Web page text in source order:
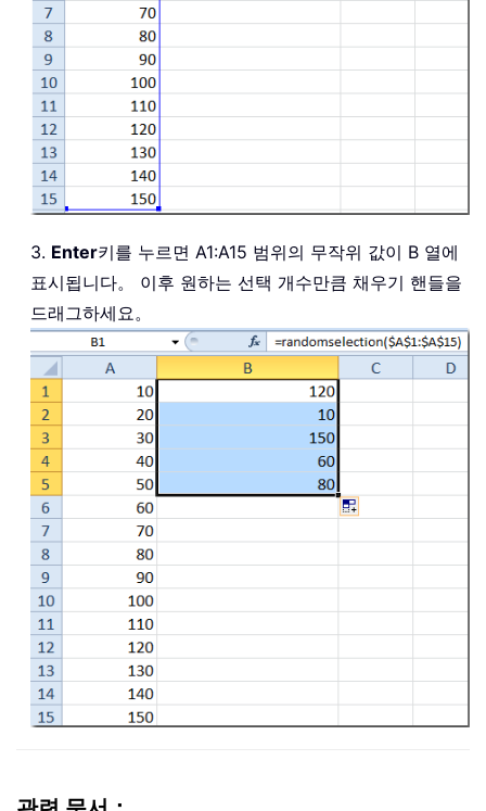
3. Enter키를 누르면 A1:A15 범위의 무작위 값이 B 열에
표시됩니다。 이후 원하는 선택 개수만큼 채우기 핸들을
드래그하세요。